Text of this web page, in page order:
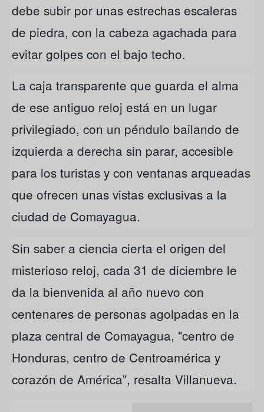
debe subir por unas estrechas escaleras
de piedra, con la cabeza agachada para
evitar golpes con el bajo techo.
La caja transparente que guarda el alma
de ese antiguo reloj está en un lugar
privilegiado, con un péndulo bailando de
izquierda a derecha sin parar, accesible
para los turistas y con ventanas arqueadas
que ofrecen unas vistas exclusivas a la
ciudad de Comayagua.
Sin saber a ciencia cierta el origen del
misterioso reloj, cada 31 de diciembre le
da la bienvenida al año nuevo con
centenares de personas agolpadas en la
plaza central de Comayagua, "centro de
Honduras, centro de Centroamérica y
corazón de América", resalta Villanueva.